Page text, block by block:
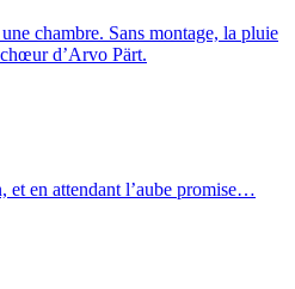
chambre. Sans montage, la pluie
d’Arvo Pärt.
et en attendant l’aube promise…